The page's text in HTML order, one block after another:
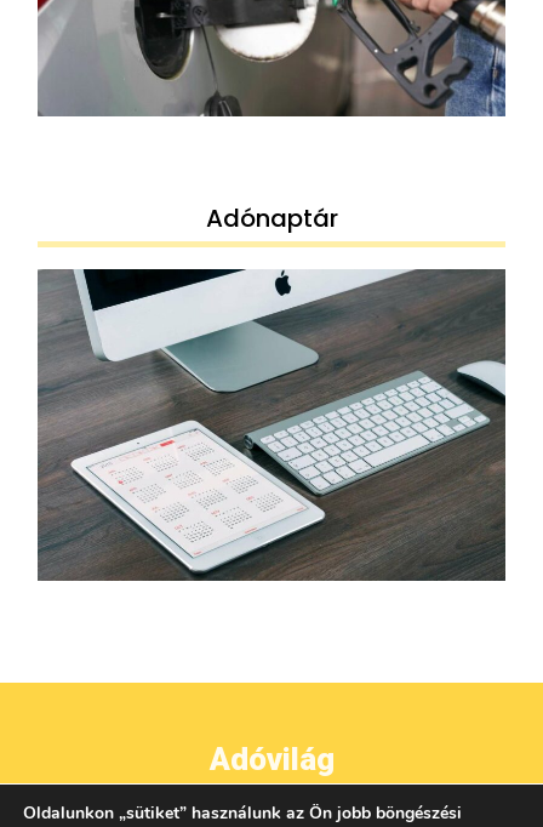
Adónaptár
Adóvilág
IMPRESSZUM● ADATVÉDELEM ● ÁSZF●KAPCSOLAT
Oldalunkon „sütiket” használunk az Ön jobb böngészési